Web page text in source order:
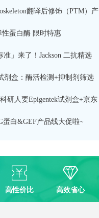
翻译后修饰（PTM）产
性蛋白酶 限时特惠
准」来了！Jackson 二抗精选
慢无！
剂盒：酶活检测+抑制剂筛选
赠京东卡
研人要Epigentek试剂盒+京东
蛋白&GEF产品线大促啦~
高性价比 高效省心